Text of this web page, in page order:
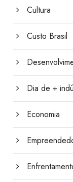
Cultura
Custo Brasil
Dia de +
Economia